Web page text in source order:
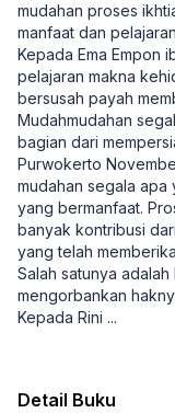
mudahan proses
manfaat dan
Kepada Ema Empon
pelajaran makna
bersusah payah
Mudahmudahan
bagian dari
Purwokerto
mudahan segala apa
yang bermanfaat.
banyak kontribusi
yang telah
Salah satunya
mengorbankan
Kepada Rini ...
Detail Buku